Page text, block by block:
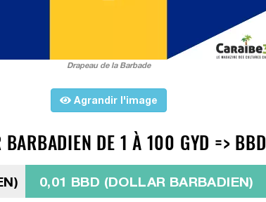
Drapeau de la Barbade
Agrandir l'image
BARBADIEN DE 1 À 100 GYD => BBD
0,01 BBD (DOLLAR BARBADIEN)